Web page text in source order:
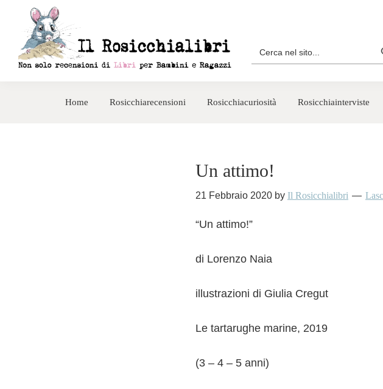
navigazione
primaria
contenuto
principale
Search
for:
Home Rosicchiarecensioni Rosicchiacuriosità Rosicchiainterviste
Un attimo!
21 Febbraio 2020 by Il Rosicchialibri
“Un attimo!”
di Lorenzo Naia
illustrazioni di Giulia Cregut
Le tartarughe marine, 2019
(3 – 4 – 5 anni)